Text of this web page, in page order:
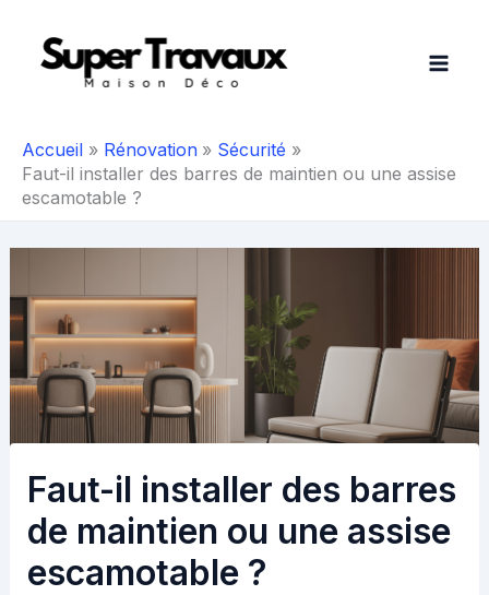
contenu
Accueil Rénovation
Sécurité
Faut-il installer des barres de maintien ou une assise
escamotable ?
Faut-il installer des barres
de maintien ou une assise
escamotable ?